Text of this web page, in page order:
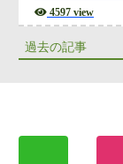
4597 view
過去の記事